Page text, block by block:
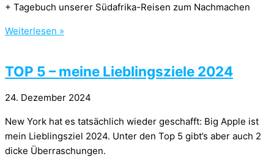
+ Tagebuch unserer Südafrika-Reisen zum Nachmachen
Weiterlesen »
TOP 5 – meine Lieblingsziele 2024
24. Dezember 2024
New York hat es tatsächlich wieder geschafft: Big Apple ist
mein Lieblingsziel 2024. Unter den Top 5 gibt’s aber auch 2
dicke Überraschungen.